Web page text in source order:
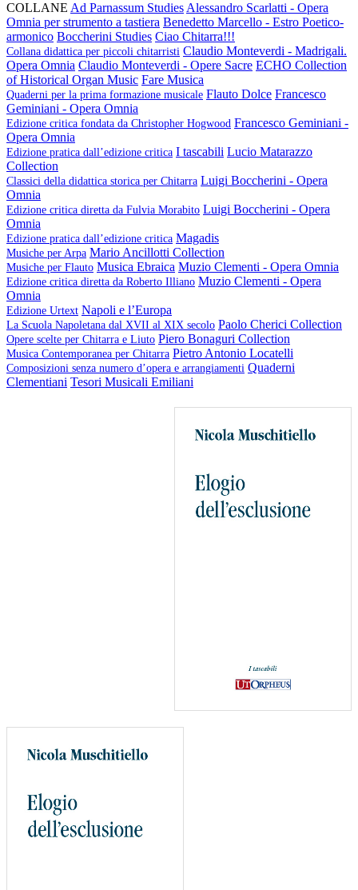
COLLANE Ad Parnassum Studies Alessandro Scarlatti - Opera
Omnia per strumento a tastiera Benedetto Marcello - Estro Poetico-
armonico Boccherini Studies Ciao Chitarra!!!
Collana didattica per piccoli chitarristi Claudio Monteverdi - Madrigali.
Opera Omnia Claudio Monteverdi - Opere Sacre ECHO Collection
of Historical Organ Music Fare Musica
Quaderni per la prima formazione musicale Flauto Dolce Francesco
Geminiani - Opera Omnia
Edizione critica fondata da Christopher Hogwood Francesco Geminiani -
Opera Omnia
Edizione pratica dall’edizione critica I tascabili Lucio Matarazzo
Collection
Classici della didattica storica per Chitarra Luigi Boccherini - Opera
Omnia
Edizione critica diretta da Fulvia Morabito Luigi Boccherini - Opera
Omnia
Edizione pratica dall’edizione critica Magadis
Musiche per Arpa Mario Ancillotti Collection
Musiche per Flauto Musica Ebraica Muzio Clementi - Opera Omnia
Edizione critica diretta da Roberto Illiano Muzio Clementi - Opera
Omnia
Edizione Urtext Napoli e l’Europa
La Scuola Napoletana dal XVII al XIX secolo Paolo Cherici Collection
Opere scelte per Chitarra e Liuto Piero Bonaguri Collection
Musica Contemporanea per Chitarra Pietro Antonio Locatelli
Composizioni senza numero d’opera e arrangiamenti Quaderni
Clementiani Tesori Musicali Emiliani